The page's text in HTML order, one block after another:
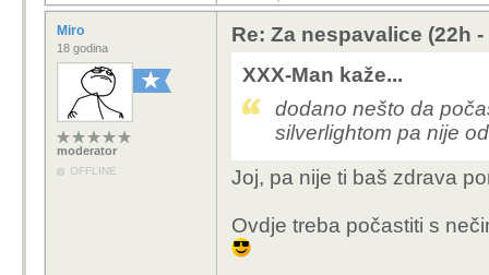
Miro
18 godina
moderator
OFFLINE
Re: Za nespavalice (22h -
XXX-Man kaže...
dodano nešto da
silverlightom pa nije
Joj, pa nije ti baš zdrava
Ovdje treba počastiti s